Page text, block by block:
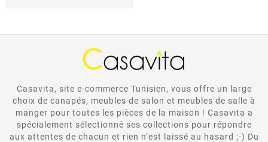
Casavita, site e-commerce Tunisien, vous offre un large
choix de canapés, meubles de salon et meubles de salle à
manger pour toutes les pièces de la maison ! Casavita a
spécialement sélectionné ses collections pour répondre
aux attentes de chacun et rien n’est laissé au hasard ;-) Du